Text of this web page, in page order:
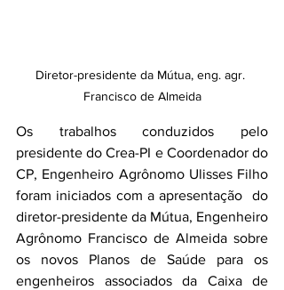
Diretor-presidente da Mútua, eng. agr.
Francisco de Almeida
Os trabalhos conduzidos pelo
presidente do Crea-PI e Coordenador do
CP, Engenheiro Agrônomo Ulisses Filho
foram iniciados com a apresentação  do
diretor-presidente da Mútua, Engenheiro
Agrônomo Francisco de Almeida sobre
os novos Planos de Saúde para os
engenheiros associados da Caixa de